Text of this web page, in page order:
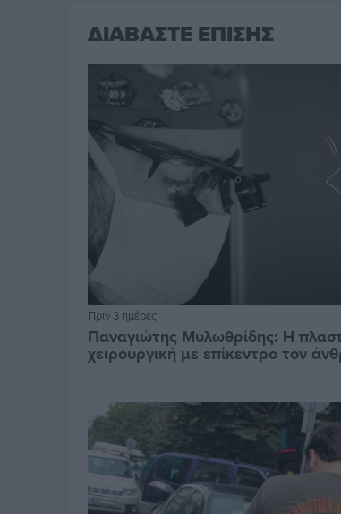
ΔΙΑΒΑΣΤΕ ΕΠΙΣΗΣ
Πριν 3 ημέρες
Παναγιώτης Μυλωθρίδης: Η
χειρουργική με επίκεντρο τον